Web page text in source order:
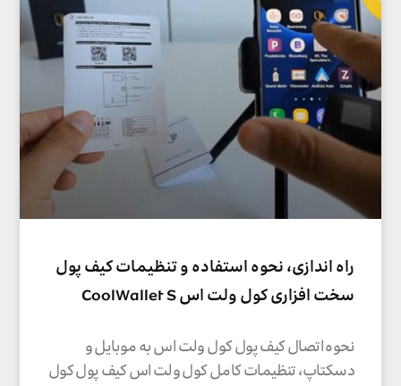
راه اندازی، نحوه استفاده و تنظیمات کیف پول
سخت افزاری کول ولت اس CoolWallet S
نحوه اتصال کیف پول کول ولت اس به موبایل و
دسکتاپ، تنظیمات کامل کول ولت اس کیف پول کول